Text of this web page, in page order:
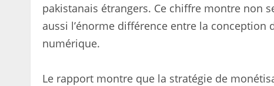
pakistanais étrangers. Ce chiffre montre non
aussi l’énorme différence entre la
numérique.
Le rapport montre que la stratégie de